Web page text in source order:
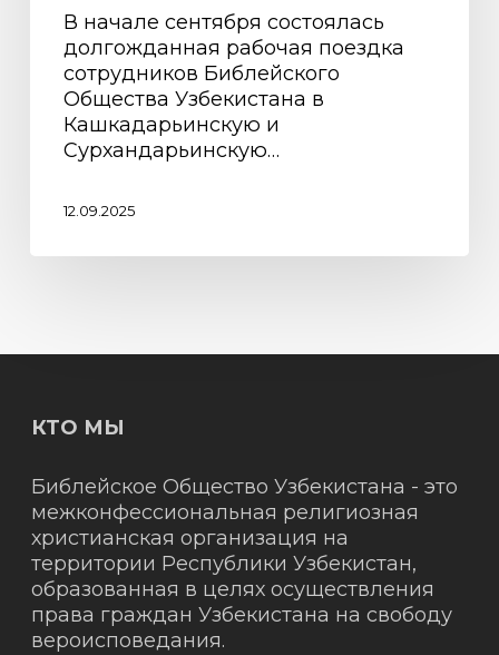
В начале сентября состоялась
долгожданная рабочая поездка
сотрудников Библейского
Общества Узбекистана в
Кашкадарьинскую и
Сурхандарьинскую…
12.09.2025
КТО МЫ
Библейское Общество Узбекистана - это
межконфессиональная религиозная
христианская организация на
территории Республики Узбекистан,
образованная в целях осуществления
права граждан Узбекистана на свободу
вероисповедания.